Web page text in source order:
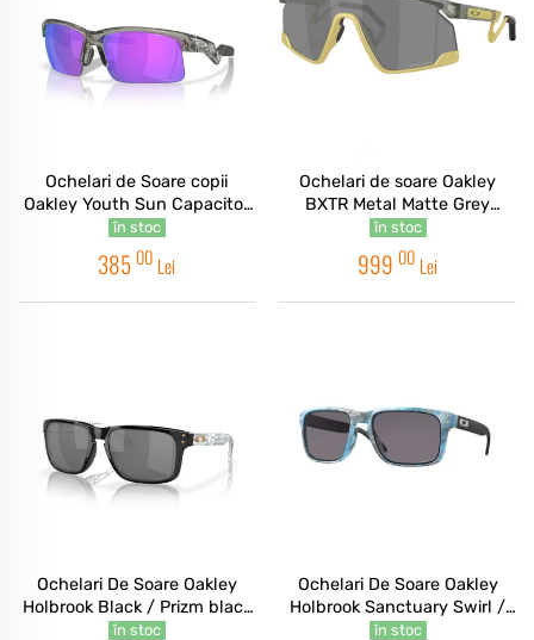
Ochelari de Soare copii
Oakley Youth Sun Capacitor
Grey Ink / Prizm Violet
în stoc
385 00 Lei
Ochelari de soare Oakley
BXTR Metal Matte Grey
Ink/Vintage Gold / Prizm
Black
în stoc
999 00 Lei
Ochelari De Soare Oakley
Holbrook Black / Prizm black
polarized
în stoc
Ochelari De Soare Oakley
Holbrook Sanctuary Swirl /
Prizm Grey
în stoc